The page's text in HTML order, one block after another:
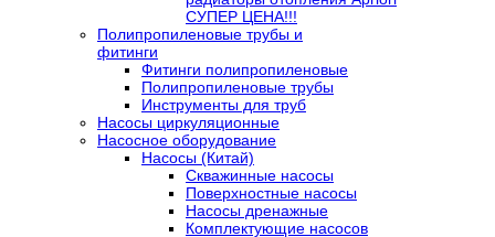
СУПЕР ЦЕНА!!!
Полипропиленовые трубы и
фитинги
Фитинги полипропиленовые
Полипропиленовые трубы
Инструменты для труб
Насосы циркуляционные
Насосное оборудование
Насосы (Китай)
Скважинные насосы
Поверхностные насосы
Насосы дренажные
Комплектующие насосов